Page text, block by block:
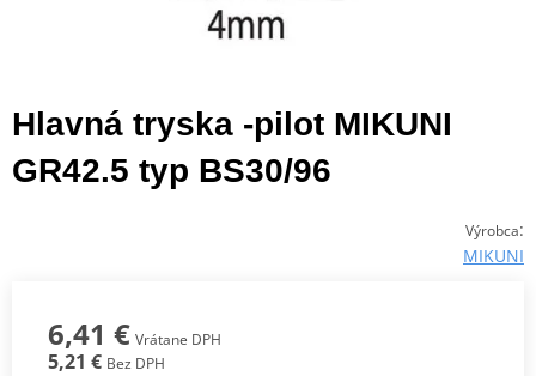
Hlavná tryska -pilot MIKUNI
GR42.5 typ BS30/96
Výrobca:
MIKUNI
6,41 € Vrátane DPH
5,21 € Bez DPH